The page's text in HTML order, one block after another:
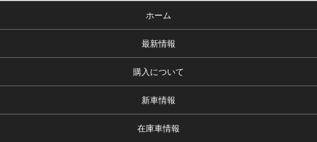
ホーム
最新情報
購入について
新車情報
在庫車情報